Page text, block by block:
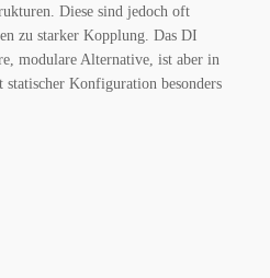
Diese sind jedoch oft
zu starker Kopplung. Das DI
modulare Alternative, ist aber in
statischer Konfiguration besonders